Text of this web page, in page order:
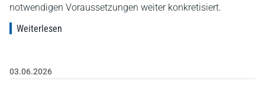
notwendigen Voraussetzungen weiter konkretisiert.
Weiterlesen
03.06.2026